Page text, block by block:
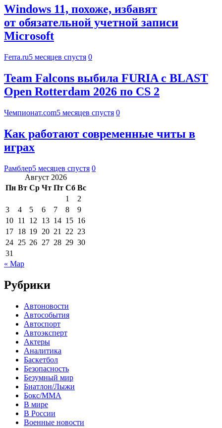
Windows 11, похоже, избавят
от обязательной учетной записи
Microsoft
Ferra.ru5 месяцев спустя 0
Team Falcons выбила FURIA с BLAST
Open Rotterdam 2026 по CS 2
Чемпионат.com5 месяцев спустя 0
Как работают современные читы в
играх
Рамблер5 месяцев спустя 0
Август 2026
Пн Вт Ср Чт Пт Сб Вс
1
2
3
4 5 6 7 8
9
10 11 12 13 14 15 16
17 18 19 20 21 22 23
24 25 26 27 28 29 30
31
« Мар
Рубрики
Автоновости
Автособытия
Автоспорт
Автоэксперт
Актеры
Аналитика
Баскетбол
Безопасность
Безумный мир
Биатлон/Лыжи
Бокс/MMA
В мире
В России
Военные новости